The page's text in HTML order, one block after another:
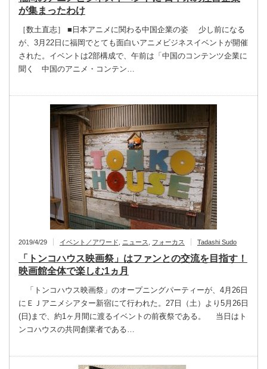
が集まったわけ
［数土直志］ ■日本アニメに関わる中国企業の姿 少し前になる
が、3月22日に福岡でとても面白いアニメビジネスイベントが開催
された。イベントは2部構成で、午前は「中国のコンテンツ企業に
聞く 中国のアニメ・コンテン…
2019/4/29 イベント／アワード ニュース フォーカス Tadashi Sudo
「トンコハウス映画祭」はファンとの交流を目指す！
映画館全体で楽しむ1ヵ月
「トンコハウス映画祭」のオープニングパーティーが、4月26日
にＥＪアニメシアター新宿にて行われた。27日（土）より5月26日
(日)まで、約1ヶ月間に渡るイベントの前夜祭である。 当日はト
ンコハウスの共同創業者である…